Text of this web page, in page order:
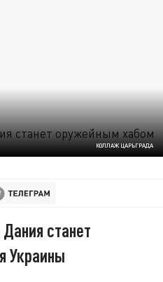
КОЛЛАЖ ЦАРЬГРАДА
станет
Украины